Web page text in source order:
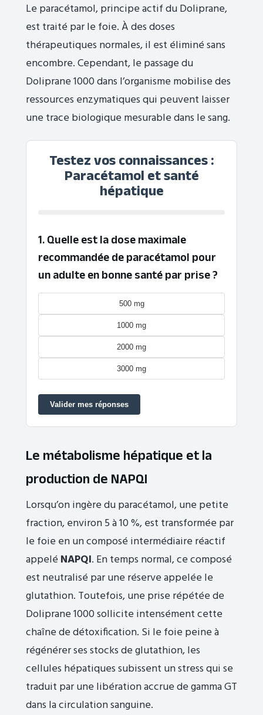
Le paracétamol, principe actif du Doliprane,
est traité par le foie. À des doses
thérapeutiques normales, il est éliminé sans
encombre. Cependant, le passage du
Doliprane 1000 dans l’organisme mobilise des
ressources enzymatiques qui peuvent laisser
une trace biologique mesurable dans le sang.
Testez vos connaissances :
Paracétamol et santé
hépatique
1. Quelle est la dose maximale
recommandée de paracétamol pour
un adulte en bonne santé par prise ?
500 mg
1000 mg
2000 mg
3000 mg
Valider mes réponses
Le métabolisme hépatique et la
production de NAPQI
Lorsqu’on ingère du paracétamol, une petite
fraction, environ 5 à 10 %, est transformée par
le foie en un composé intermédiaire réactif
appelé NAPQI. En temps normal, ce composé
est neutralisé par une réserve appelée le
glutathion. Toutefois, une prise répétée de
Doliprane 1000 sollicite intensément cette
chaîne de détoxification. Si le foie peine à
régénérer ses stocks de glutathion, les
cellules hépatiques subissent un stress qui se
traduit par une libération accrue de gamma GT
dans la circulation sanguine.